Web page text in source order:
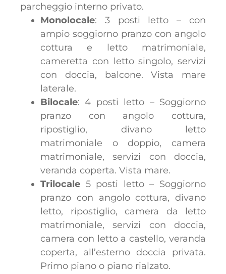
parcheggio interno privato.
Monolocale: 3 posti letto – con
ampio soggiorno pranzo con angolo
cottura e letto matrimoniale,
cameretta con letto singolo, servizi
con doccia, balcone. Vista mare
laterale.
Bilocale: 4 posti letto – Soggiorno
pranzo con angolo cottura,
ripostiglio, divano letto
matrimoniale o doppio, camera
matrimoniale, servizi con doccia,
veranda coperta. Vista mare.
Trilocale 5 posti letto – Soggiorno
pranzo con angolo cottura, divano
letto, ripostiglio, camera da letto
matrimoniale, servizi con doccia,
camera con letto a castello, veranda
coperta, all’esterno doccia privata.
Primo piano o piano rialzato.